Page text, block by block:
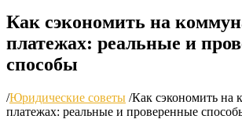
Как сэкономить на
платежах: реальные и
способы
/Юридические советы /Как сэкономить на
платежах: реальные и проверенные